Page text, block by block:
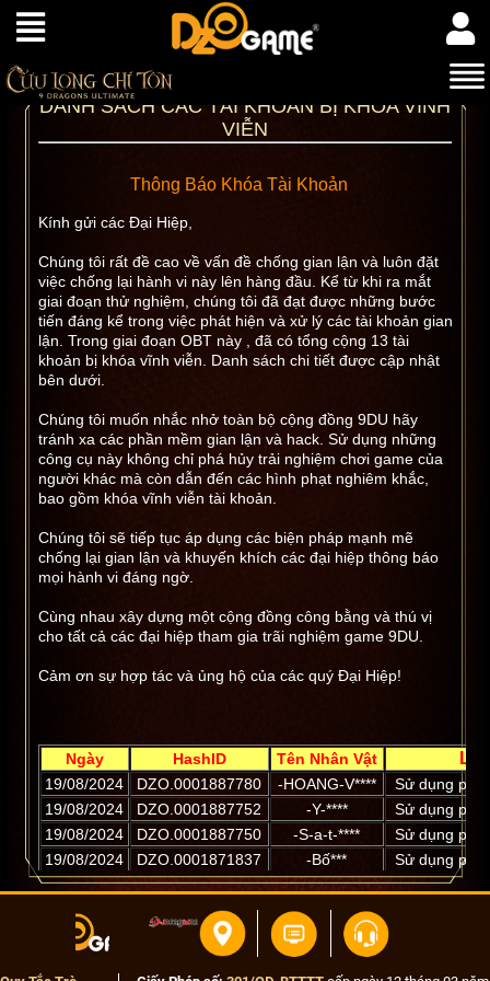
DANH SÁCH CÁC TÀI KHOẢN BỊ KHÓA VĨNH
VIỄN
Thông Báo Khóa Tài Khoản
Kính gửi các Đại Hiệp,
Chúng tôi rất đề cao về vấn đề chống gian lận và luôn đặt
việc chống lại hành vi này lên hàng đầu. Kể từ khi ra mắt
giai đoạn thử nghiệm, chúng tôi đã đạt được những bước
tiến đáng kể trong việc phát hiện và xử lý các tài khoản gian
lận. Trong giai đoạn OBT này , đã có tổng cộng 13 tài
khoản bị khóa vĩnh viễn. Danh sách chi tiết được cập nhật
bên dưới.
Chúng tôi muốn nhắc nhở toàn bộ cộng đồng 9DU hãy
tránh xa các phần mềm gian lận và hack. Sử dụng những
công cụ này không chỉ phá hủy trải nghiệm chơi game của
người khác mà còn dẫn đến các hình phạt nghiêm khắc,
bao gồm khóa vĩnh viễn tài khoản.
Chúng tôi sẽ tiếp tục áp dụng các biện pháp mạnh mẽ
chống lại gian lận và khuyến khích các đại hiệp thông báo
mọi hành vi đáng ngờ.
Cùng nhau xây dựng một cộng đồng công bằng và thú vị
cho tất cả các đại hiệp tham gia trãi nghiệm game 9DU.
Cảm ơn sự hợp tác và ủng hộ của các quý Đại Hiệp!
Ngày HashID Tên Nhân Vật Lý
19/08/2024 DZO.0001887780 -HOANG-V****
Sử dụng
19/08/2024
DZO.0001887752 -Y-****
Sử dụng
19/08/2024
DZO.0001887750 -S-a-t-****
Sử dụng
19/08/2024
DZO.0001871837 -Bố***
Sử dụng
19/08/2024
DZO.0001877083 -c-â-m-m****
Sử dụng
19/08/2024
DZO.0001874621 -c-â-n-l****
19/08/2024
DZO.0001880154 -cái-củ-****
DZO.0001852231 [QN]Gia***